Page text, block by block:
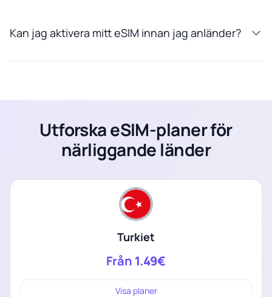
Kan jag aktivera mitt eSIM innan jag anländer?
Utforska eSIM-planer för
närliggande länder
Turkiet
Från 1.49€
Visa planer